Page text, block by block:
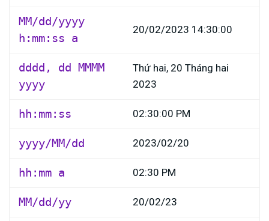
MM/dd/yyyy
h:mm:ss a
20/02/2023 14:30:00
dddd, dd MMMM
yyyy
Thứ hai, 20 Tháng hai
2023
hh:mm:ss 02:30:00 PM
yyyy/MM/dd 2023/02/20
hh:mm a 02:30 PM
MM/dd/yy 20/02/23